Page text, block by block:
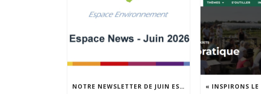
NOTRE NEWSLETTER DE JUIN EST EN LIGNE !